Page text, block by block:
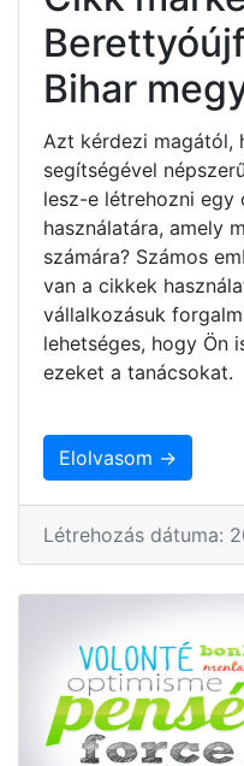
Bihar
Azt kérdezi magától,
segítségével
lesz-e létrehozni egy
használatára, amely
számára? Számos
van a cikkek
vállalkozásuk
lehetséges, hogy Ön
ezeket a tanácsokat.
Elolvasom →
Létrehozás dátuma: